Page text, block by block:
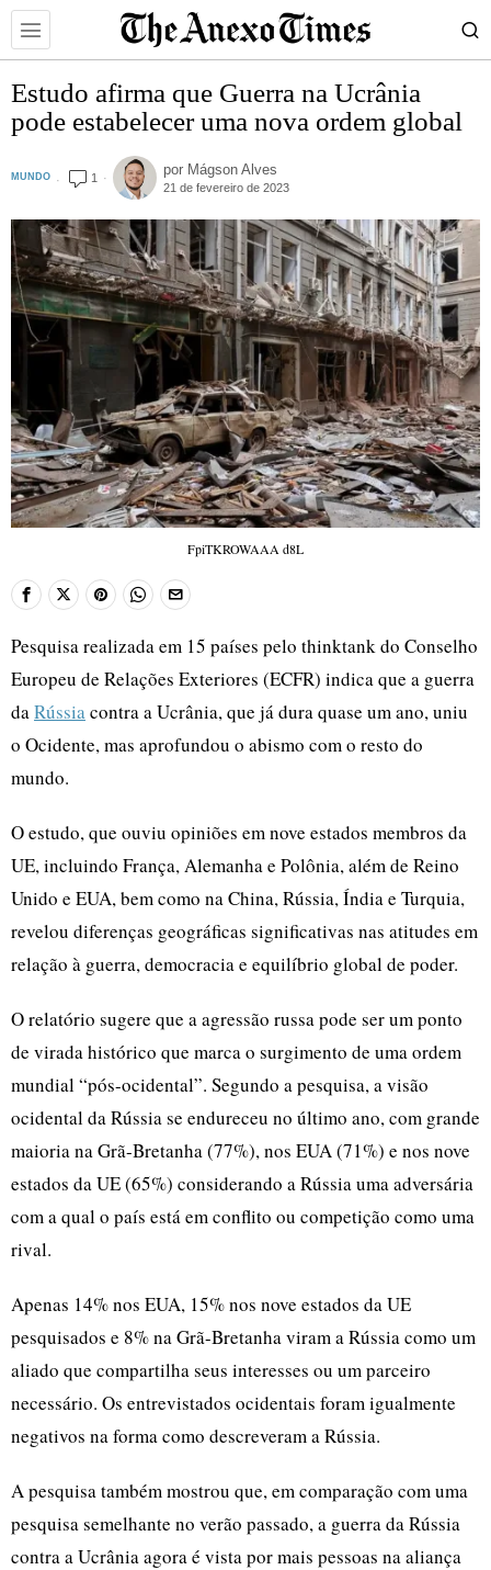
Estudo afirma que Guerra na Ucrânia
pode estabelecer uma nova ordem global
MUNDO 1 por Mágson Alves
21 de fevereiro de 2023
FpiTKROWAAA d8L
Pesquisa realizada em 15 países pelo thinktank do Conselho
Europeu de Relações Exteriores (ECFR) indica que a guerra
daRússiacontra a Ucrânia, que já dura quase um ano, uniu
o Ocidente, mas aprofundou o abismo com o resto do
mundo.
O estudo, que ouviu opiniões em nove estados membros da
UE, incluindo França, Alemanha e Polônia, além de Reino
Unido e EUA, bem como na China, Rússia, Índia e Turquia,
revelou diferenças geográficas significativas nas atitudes em
relação à guerra, democracia e equilíbrio global de poder.
O relatório sugere que a agressão russa pode ser um ponto
de virada histórico que marca o surgimento de uma ordem
mundial “pós-ocidental”. Segundo a pesquisa, a visão
ocidental da Rússia se endureceu no último ano, com grande
maioria na Grã-Bretanha (77%), nos EUA (71%) e nos nove
estados da UE (65%) considerando a Rússia uma adversária
com a qual o país está em conflito ou competição como uma
rival.
Apenas 14% nos EUA, 15% nos nove estados da UE
pesquisados e 8% na Grã-Bretanha viram a Rússia como um
aliado que compartilha seus interesses ou um parceiro
necessário. Os entrevistados ocidentais foram igualmente
negativos na forma como descreveram a Rússia.
A pesquisa também mostrou que, em comparação com uma
pesquisa semelhante no verão passado, a guerra da Rússia
contra a Ucrânia agora é vista por mais pessoas na aliança